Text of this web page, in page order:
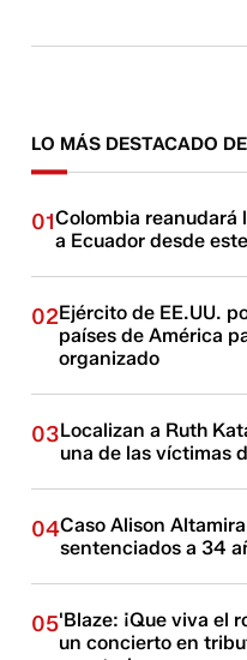
LO MÁS DESTACADO
01Colombia reanudará
a Ecuador desde
02Ejército de EE.UU.
países de América
organizado
03Localizan a Ruth
una de las víctimas
04Caso Alison
sentenciados a 34
05'Blaze: ¡Que viva el
un concierto en